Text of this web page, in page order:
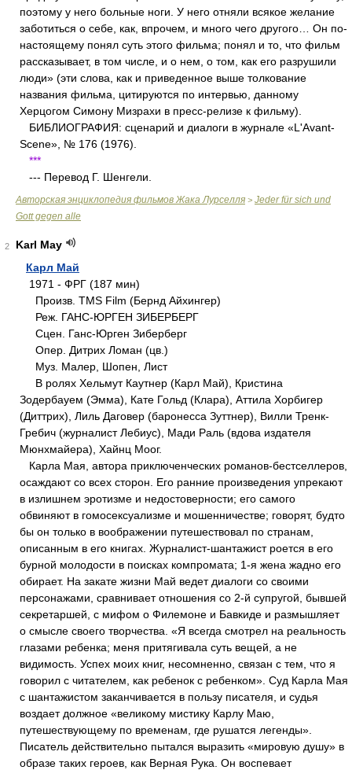
поэтому у него больные ноги. У него отняли всякое желание
заботиться о себе, как, впрочем, и много чего другого… Он по-
настоящему понял суть этого фильма; понял и то, что фильм
рассказывает, в том числе, и о нем, о том, как его разрушили
люди» (эти слова, как и приведенное выше толкование
названия фильма, цитируются по интервью, данному
Херцогом Симону Мизрахи в пресс-релизе к фильму).
БИБЛИОГРАФИЯ: сценарий и диалоги в журнале «L'Avant-
Scene», № 176 (1976).
***
--- Перевод Г. Шенгели.
Авторская энциклопедия фильмов Жака Лурселля > Jeder für sich und
Gott gegen alle
2
Karl May
Карл Май
1971 - ФРГ (187 мин)
Произв. TMS Film (Бернд Айхингер)
Реж. ГАНС-ЮРГЕН ЗИБЕРБЕРГ
Сцен. Ганс-Юрген Зиберберг
Опер. Дитрих Ломан (цв.)
Муз. Малер, Шопен, Лист
В ролях Хельмут Каутнер (Карл Май), Кристина
Зодербауем (Эмма), Кате Гольд (Клара), Аттила Хорбигер
(Диттрих), Лиль Даговер (баронесса Зуттнер), Вилли Тренк-
Гребич (журналист Лебиус), Мади Раль (вдова издателя
Мюнхмайера), Хайнц Моог.
Карла Мая, автора приключенческих романов-бестселлеров,
осаждают со всех сторон. Его ранние произведения упрекают
в излишнем эротизме и недостоверности; его самого
обвиняют в гомосексуализме и мошенничестве; говорят, будто
бы он только в воображении путешествовал по странам,
описанным в его книгах. Журналист-шантажист роется в его
бурной молодости в поисках компромата; 1-я жена жадно его
обирает. На закате жизни Май ведет диалоги со своими
персонажами, сравнивает отношения со 2-й супругой, бывшей
секретаршей, с мифом о Филемоне и Бавкиде и размышляет
о смысле своего творчества. «Я всегда смотрел на реальность
глазами ребенка; меня притягивала суть вещей, а не
видимость. Успех моих книг, несомненно, связан с тем, что я
говорил с читателем, как ребенок с ребенком». Суд Карла Мая
с шантажистом заканчивается в пользу писателя, и судья
воздает должное «великому мистику Карлу Маю,
путешествующему по временам, где рушатся легенды».
Писатель действительно пытался выразить «мировую душу» в
образе таких героев, как Верная Рука. Он воспевает